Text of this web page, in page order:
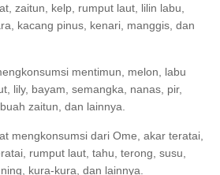
zaitun, kelp, rumput laut, lilin labu,
kacang pinus, kenari, manggis, dan
mentimun, melon, labu
lily, bayam, semangka, nanas, pir,
zaitun, dan lainnya.
dari Ome, akar teratai,
rumput laut, tahu, terong, susu,
kura-kura, dan lainnya.